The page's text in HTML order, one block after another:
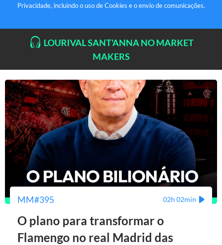
Privacidade, incluindo o uso de Cookies e o envio de comunicações.
LOURIVAL SANT'ANNA NO MARKET
MAKERS
MM#395 02h 02min
O plano para transformar o
Flamengo no real Madrid das